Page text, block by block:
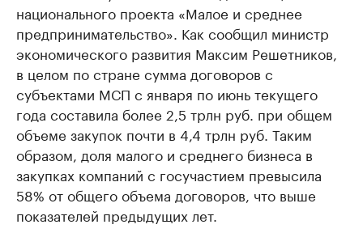
национального проекта «Малое и среднее
предпринимательство». Как сообщил министр
экономического развития Максим Решетников,
в целом по стране сумма договоров с
субъектами МСП с января по июнь текущего
года составила более 2,5 трлн руб. при общем
объеме закупок почти в 4,4 трлн руб. Таким
образом, доля малого и среднего бизнеса в
закупках компаний с госучастием превысила
58% от общего объема договоров, что выше
показателей предыдущих лет.